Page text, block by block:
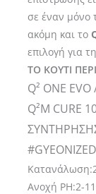
σε έναν μόνο
ακόμη και το
επιλογή για
ΤΟ ΚΟΥΤΙ
Q² ONE
Q²M CURE
Ανοχή PH:2-11